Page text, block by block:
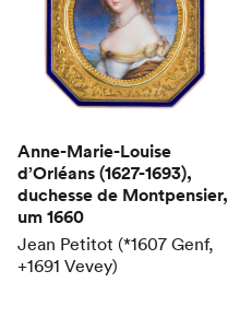
Anne-Marie-Louise
d’Orléans (1627-1693),
duchesse de Montpensier,
um 1660
Jean Petitot (*1607 Genf,
+1691 Vevey)